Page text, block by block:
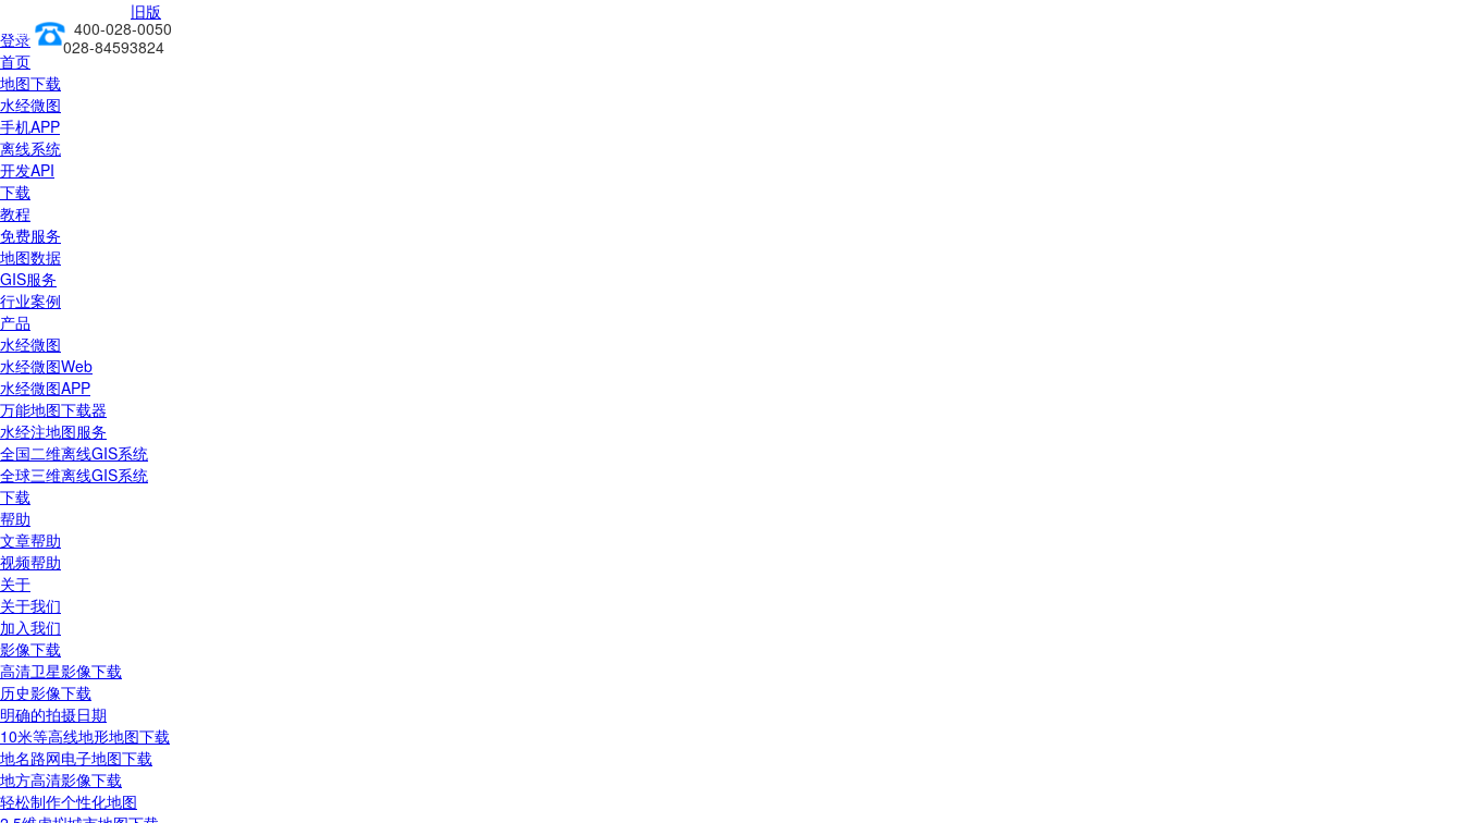
前往新版
旧版
登录
400-028-0050
028-84593824
首页
地图下载
水经微图
手机APP
离线系统
开发API
下载
教程
免费服务
地图数据
GIS服务
行业案例
产品
水经微图
水经微图Web
水经微图APP
万能地图下载器
水经注地图服务
全国二维离线GIS系统
全球三维离线GIS系统
下载
帮助
文章帮助
视频帮助
关于
关于我们
加入我们
影像下载
高清卫星影像下载
历史影像下载
明确的拍摄日期
10米等高线地形地图下载
地名路网电子地图下载
地方高清影像下载
轻松制作个性化地图